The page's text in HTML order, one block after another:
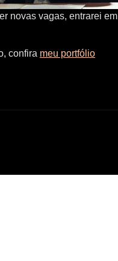
novas vagas, entrarei em
confira meu portfólio